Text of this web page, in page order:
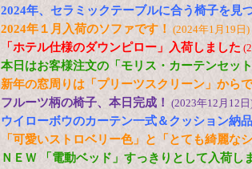
2024年、セラミックテーブルに合う椅子を見
2024年１月入荷のソファです！ (2024年1月19日)
「ホテル仕様のダウンピロー」入荷しました
本日はお客様注文の「モリス・カーテンセッ
新年の窓周りは「プリーツスクリーン」からで
フルーツ柄の椅子、本日完成！ (2023年12月12日
ウイローボウのカーテン一式＆クッション納
「可愛いストロベリー色」と「とても綺麗な
ＮＥＷ 「電動ベッド」すっきりとして入荷し